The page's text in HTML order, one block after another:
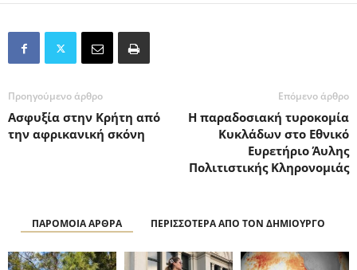
Προηγούμενο άρθρο
Ασφυξία στην Κρήτη από
την αφρικανική σκόνη
Επόμενο άρθρο
Η παραδοσιακή τυροκομία
Κυκλάδων στο Εθνικό
Ευρετήριο Άυλης
Πολιτιστικής Κληρονομιάς
ΠΑΡΟΜΟΙΑ ΑΡΘΡΑ ΠΕΡΙΣΣΟΤΕΡΑ ΑΠΟ ΤΟΝ ΔΗΜΙΟΥΡΓΟ